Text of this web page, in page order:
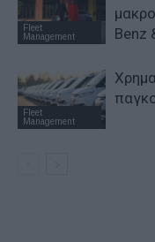
Fleet
Management
Benz
Fleet
Management